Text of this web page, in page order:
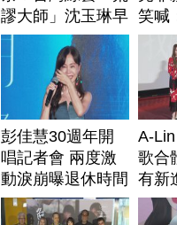
謬大師」沈玉琳早
安排身後事
笑喊
彭佳慧30週年開
唱記者會 兩度激
動淚崩曝退休時間
A-
歌合
有新